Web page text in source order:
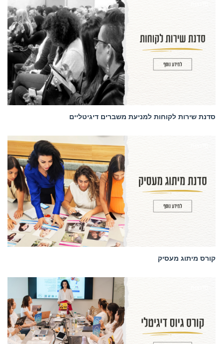
סדנת שירות לקוחות למניעת משברים דיגיטליים
קורס מיתוג מעסיק